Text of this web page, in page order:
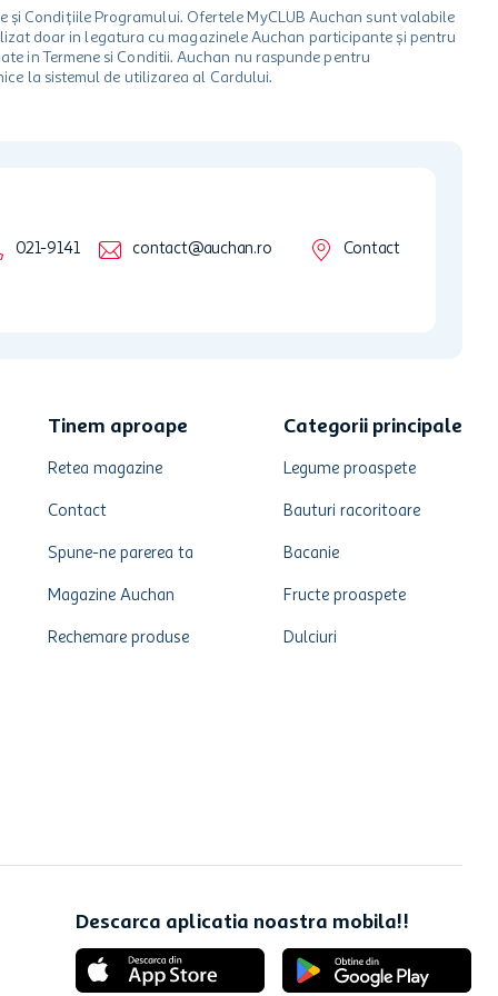
și Condițiile Programului. Ofertele MyCLUB Auchan sunt valabile
doar in legatura cu magazinele Auchan participante și pentru
in Termene si Conditii. Auchan nu raspunde pentru
la sistemul de utilizarea al Cardului.
021-9141 contact@auchan.ro Contact
Tinem aproape
Retea magazine
Contact
Spune-ne parerea ta
Magazine Auchan
Rechemare produse
Categorii principale
Legume proaspete
Bauturi racoritoare
Bacanie
Fructe proaspete
Dulciuri
Descarca aplicatia noastra mobila!!